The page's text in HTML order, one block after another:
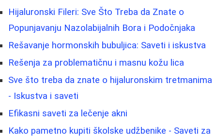
Hijaluronski Fileri: Sve Što Treba da Znate o
Popunjavanju Nazolabijalnih Bora i Podočnjaka
Rešavanje hormonskih bubuljica: Saveti i iskustva
Rešenja za problematičnu i masnu kožu lica
Sve što treba da znate o hijaluronskim tretmanima
- Iskustva i saveti
Efikasni saveti za lečenje akni
Kako pametno kupiti školske udžbenike - Saveti za